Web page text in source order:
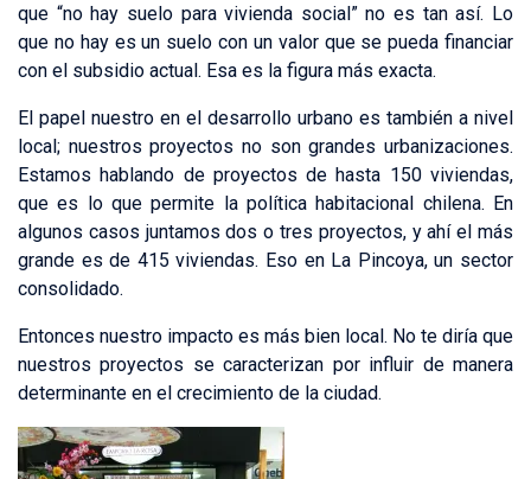
que “no hay suelo para vivienda social” no es tan así. Lo
que no hay es un suelo con un valor que se pueda financiar
con el subsidio actual. Esa es la figura más exacta.
El papel nuestro en el desarrollo urbano es también a nivel
local; nuestros proyectos no son grandes urbanizaciones.
Estamos hablando de proyectos de hasta 150 viviendas,
que es lo que permite la política habitacional chilena. En
algunos casos juntamos dos o tres proyectos, y ahí el más
grande es de 415 viviendas. Eso en La Pincoya, un sector
consolidado.
Entonces nuestro impacto es más bien local. No te diría que
nuestros proyectos se caracterizan por influir de manera
determinante en el crecimiento de la ciudad.